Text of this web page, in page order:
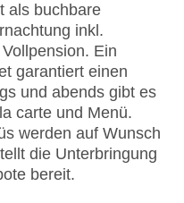
als buchbare
inkl.
Ein
garantiert einen
und abends gibt es
carte und Menü.
werden auf Wunsch
die Unterbringung
bereit.